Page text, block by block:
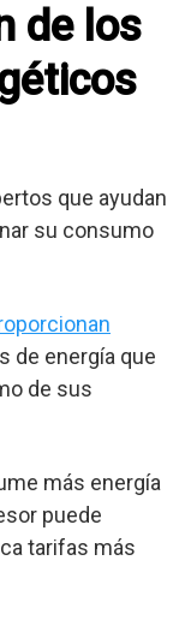
de los
que ayudan
su consumo
de energía que
de sus
más energía
puede
tarifas más